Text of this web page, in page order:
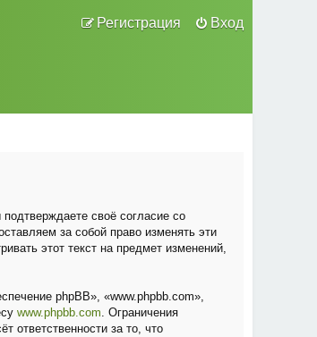
Вход
Регистрация
своё согласие со
за собой право изменять эти
этот текст на предмет изменений,
phpBB», «www.phpbb.com»,
www.phpbb.com. Ограничения
ответственности за то, что